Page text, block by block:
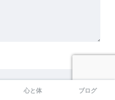
心と体 ブログ